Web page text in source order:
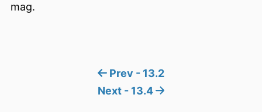
mag.
Prev - 13.2
Next - 13.4